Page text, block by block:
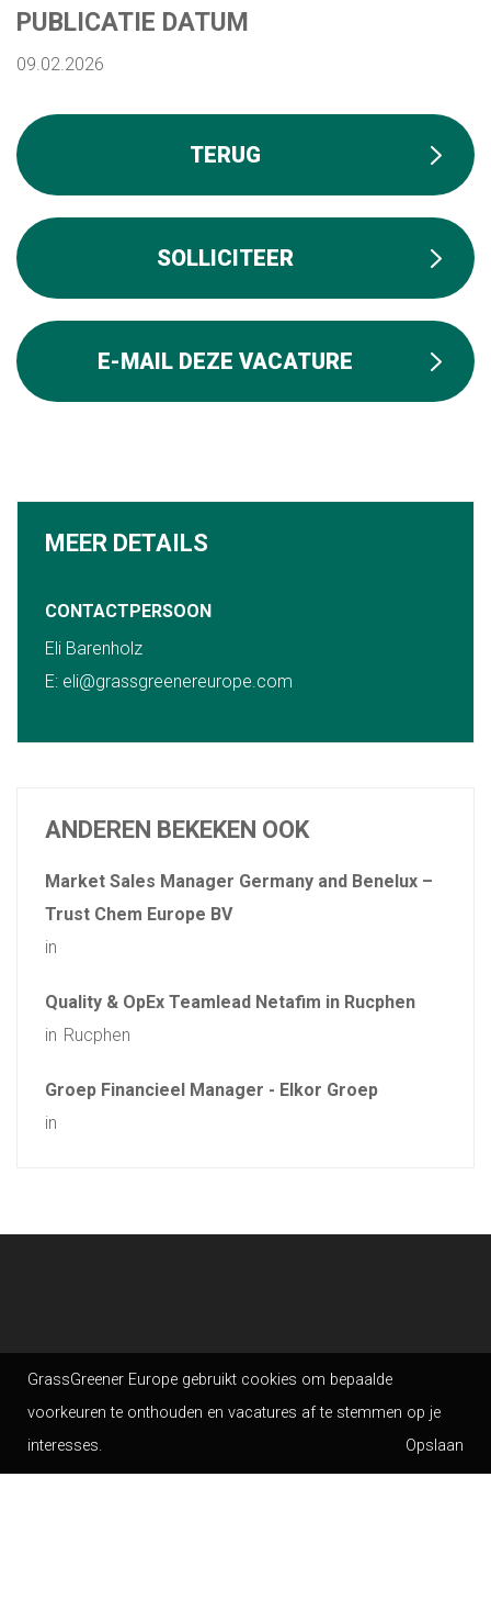
PUBLICATIE DATUM
09.02.2026
MEER DETAILS
CONTACTPERSOON
Eli Barenholz
E: eli@grassgreenereurope.com
ANDEREN BEKEKEN OOK
Market Sales Manager Germany and Benelux –
Trust Chem Europe BV
in
Quality & OpEx Teamlead Netafim in Rucphen
in Rucphen
Groep Financieel Manager - Elkor Groep
in
GrassGreener Europe gebruikt cookies om bepaalde
voorkeuren te onthouden en vacatures af te stemmen op je
interesses.